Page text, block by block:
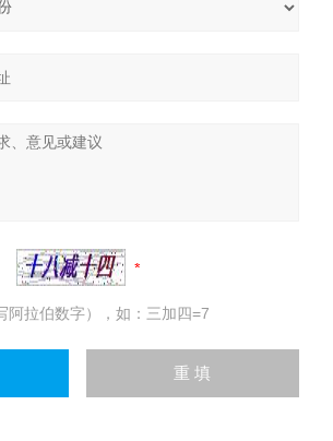
阿拉伯数字），如：三加四=7